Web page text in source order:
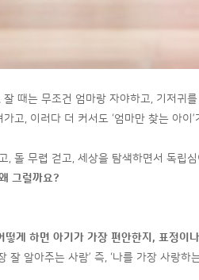
때는 무조건 엄마랑 자야하고, 기저귀
고, 이러다 더 커서도 ‘엄마만 찾는 아이
돌 무렵 걷고, 세상을 탐색하면서 독립
그럴까요?
게 하면 아기가 가장 편안한지 , 표정이
잘 알아주는 사람’ 즉, ‘나를 가장 사랑